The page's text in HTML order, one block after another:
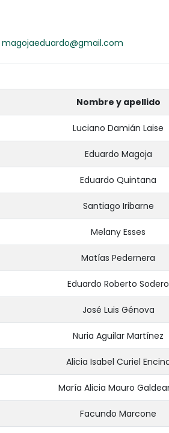
magojaeduardo@gmail.com
Nombre y apellido
Luciano Damián Laise
Eduardo Magoja
Eduardo Quintana
Santiago Iribarne
Melany Esses
Matías Pedernera
Eduardo Roberto Sodero
José Luis Génova
Nuria Aguilar Martínez
Alicia Isabel Curiel
María Alicia Mauro
Facundo Marcone